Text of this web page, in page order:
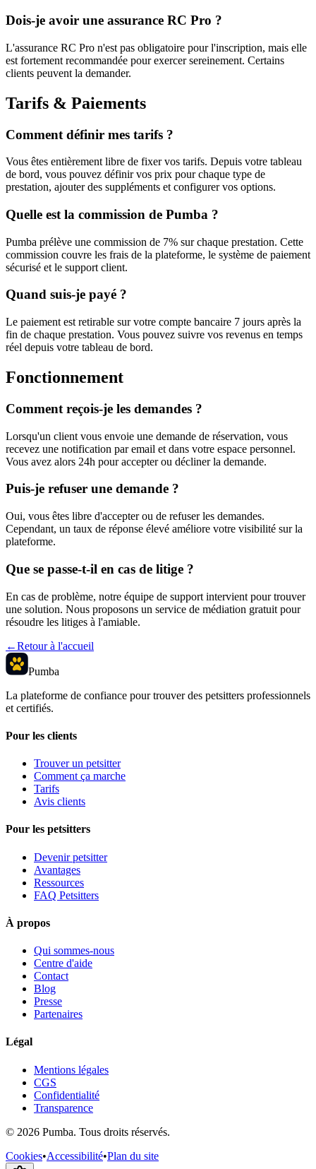
Dois-je avoir une assurance RC Pro ?
L'assurance RC Pro n'est pas obligatoire pour l'inscription, mais elle
est fortement recommandée pour exercer sereinement. Certains
clients peuvent la demander.
Tarifs & Paiements
Comment définir mes tarifs ?
Vous êtes entièrement libre de fixer vos tarifs. Depuis votre tableau
de bord, vous pouvez définir vos prix pour chaque type de
prestation, ajouter des suppléments et configurer vos options.
Quelle est la commission de Pumba ?
Pumba prélève une commission de 7% sur chaque prestation. Cette
commission couvre les frais de la plateforme, le système de paiement
sécurisé et le support client.
Quand suis-je payé ?
Le paiement est retirable sur votre compte bancaire 7 jours après la
fin de chaque prestation. Vous pouvez suivre vos revenus en temps
réel depuis votre tableau de bord.
Fonctionnement
Comment reçois-je les demandes ?
Lorsqu'un client vous envoie une demande de réservation, vous
recevez une notification par email et dans votre espace personnel.
Vous avez alors 24h pour accepter ou décliner la demande.
Puis-je refuser une demande ?
Oui, vous êtes libre d'accepter ou de refuser les demandes.
Cependant, un taux de réponse élevé améliore votre visibilité sur la
plateforme.
Que se passe-t-il en cas de litige ?
En cas de problème, notre équipe de support intervient pour trouver
une solution. Nous proposons un service de médiation gratuit pour
résoudre les litiges à l'amiable.
←Retour à l'accueil
Pumba
La plateforme de confiance pour trouver des petsitters professionnels
et certifiés.
Pour les clients
Trouver un petsitter
Comment ça marche
Tarifs
Avis clients
Pour les petsitters
Devenir petsitter
Avantages
Ressources
FAQ Petsitters
À propos
Qui sommes-nous
Centre d'aide
Contact
Blog
Presse
Partenaires
Légal
Mentions légales
CGS
Confidentialité
Transparence
© 2026 Pumba. Tous droits réservés.
Cookies•Accessibilité•Plan du site